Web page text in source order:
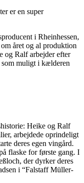
er en super
i Rheinhessen,
året og al produktion
og Ralf arbejder efter
som muligt i kælderen
Heike og Ralf
arbejdede oprindeligt
deres egen vingård.
flaske for første gang. I
der dyrker deres
i “Falstaff Müller-